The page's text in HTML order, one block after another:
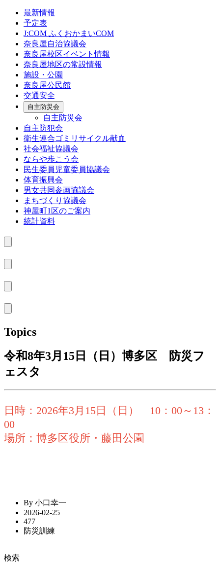
最新情報
予定表
J:COM ふくおかまいCOM
奈良屋自治協議会
奈良屋校区イベント情報
奈良屋地区の常設情報
施設・公園
奈良屋公民館
交通安全
自主防災会
自主防災会
自主防犯会
衛生連合ゴミリサイクル献血
社会福祉協議会
ならや歩こう会
民生委員児童委員協議会
体育振興会
男女共同参画協議会
まちづくり協議会
神屋町1区のご案内
統計資料
Topics
令和8年3月15日（日）博多区 防災フ
ェスタ
日時：2026年3月15日（日） 10：00～13：
00
場所：博多区役所・藤田公園
By 小口幸一
2026-02-25
477
防災訓練
検索